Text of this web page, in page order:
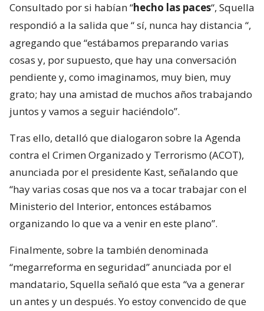
Consultado por si habían “hecho las paces“, Squella
respondió a la salida que “sí, nunca hay distancia “,
agregando que “estábamos preparando varias
cosas y, por supuesto, que hay una conversación
pendiente y, como imaginamos, muy bien, muy
grato; hay una amistad de muchos años trabajando
juntos y vamos a seguir haciéndolo”.
Tras ello, detalló que dialogaron sobre la Agenda
contra el Crimen Organizado y Terrorismo (ACOT),
anunciada por el presidente Kast, señalando que
“hay varias cosas que nos va a tocar trabajar con el
Ministerio del Interior, entonces estábamos
organizando lo que va a venir en este plano”.
Finalmente, sobre la también denominada
“megarreforma en seguridad” anunciada por el
mandatario, Squella señaló que esta “va a generar
un antes y un después. Yo estoy convencido de que